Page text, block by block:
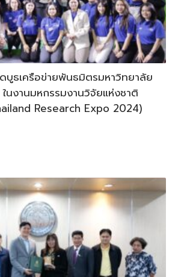
บูธเครือข่ายพันธมิตรมหาวิทยาลัย
นงานมหกรรมงานวิจัยแห่งชาติ
Research Expo 2024)